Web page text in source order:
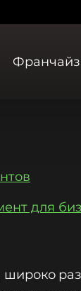
для